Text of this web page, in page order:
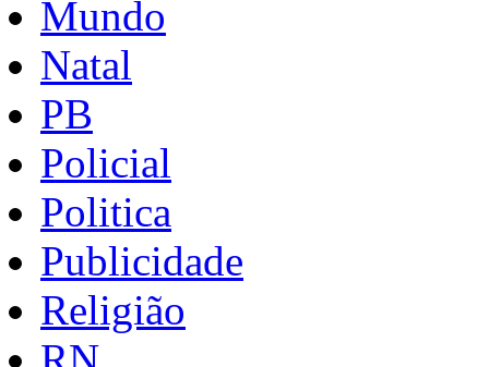
Mundo
Natal
PB
Policial
Politica
Publicidade
Religião